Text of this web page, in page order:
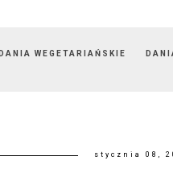
DANIA WEGETARIAŃSKIE
stycznia 08,